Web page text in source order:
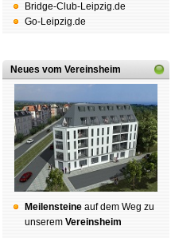
Bridge-Club-Leipzig.de
Go-Leipzig.de
Neues vom Vereinsheim
Mei­len­stei­ne auf dem Weg zu
un­se­rem Ver­eins­heim